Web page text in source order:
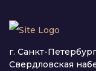
г. Санкт-
Свердловская